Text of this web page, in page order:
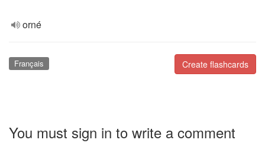
orné
Create flashcards
Français
You must sign in to write a comment